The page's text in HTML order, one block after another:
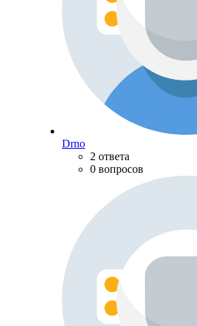
Drno
2 ответа
0 вопросов